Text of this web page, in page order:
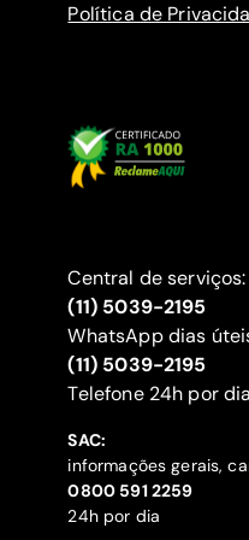
Política de
Central de serviços:
(11) 5039-2195
WhatsApp dias
(11) 5039-2195
‍Telefone 24h por dia
SAC:
informações gerais,
‍0800 591 2259
24h por dia